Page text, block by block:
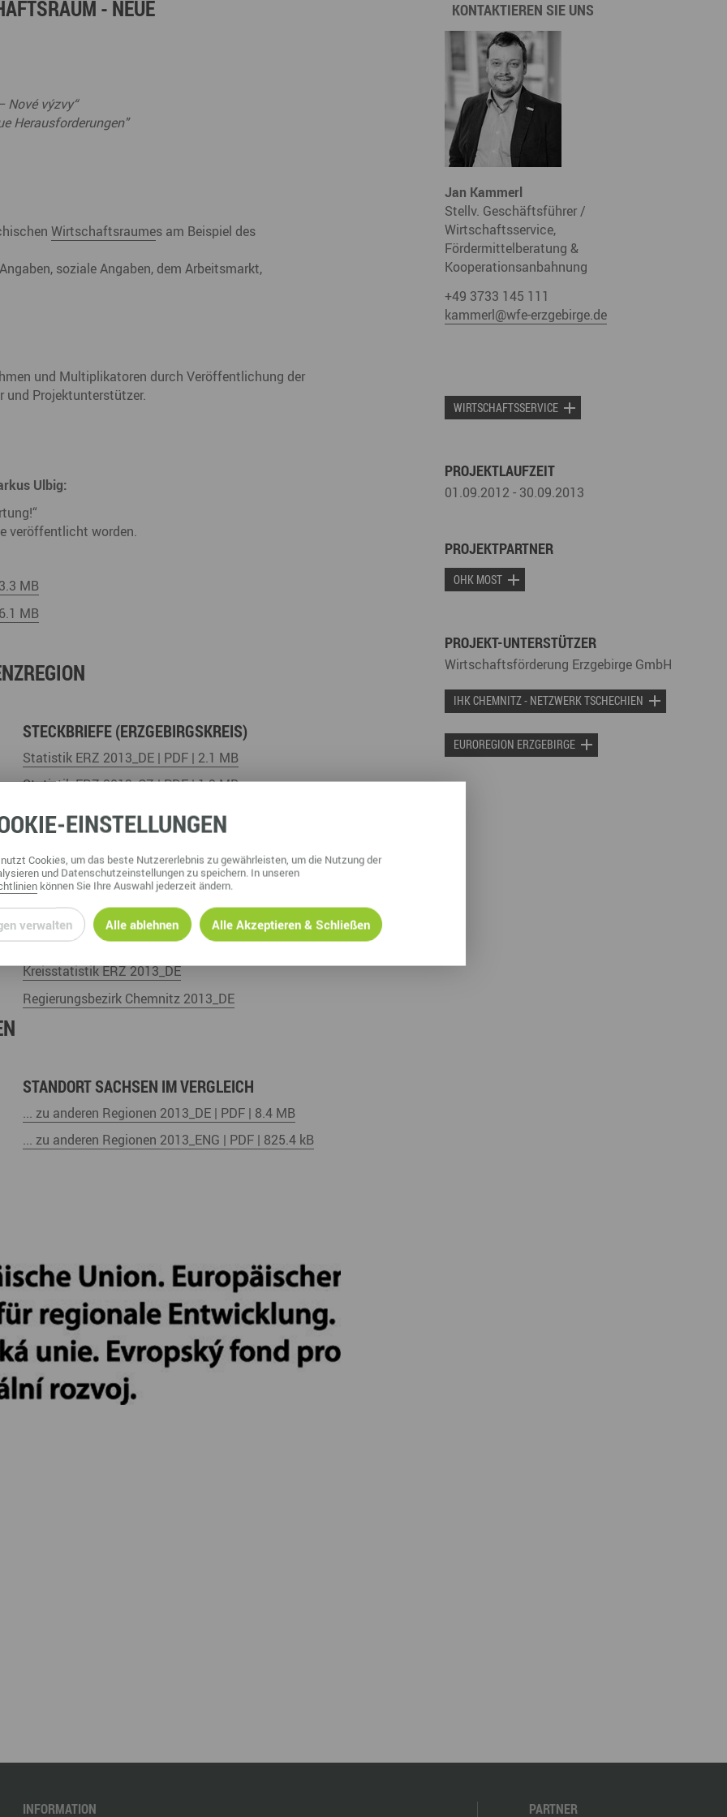
Marke ERZGEBIRGE
Radrouten
Wegewarte
Wanderwege Radrouten
- NEUE
Nové výzvy“
Herausforderungen"
Wirtschaftsraumes am Beispiel des
soziale Angaben, dem Arbeitsmarkt,
und Multiplikatoren durch Veröffentlichung der
und Projektunterstützer.
Ulbig:
veröffentlicht worden.
MB
MB
STECKBRIEFE (ERZGEBIRGSKREIS)
Statistik ERZ 2013_DE | PDF | 2.1 MB
Statistik ERZ 2013_CZ | PDF | 1.9 MB
Statistik ERZ 2012_DE | PDF | 818.5 kB
Statistik ERZ 2012_CZ | PDF | 939.3 kB
LANDESÄMTER
STALA SACHSEN
Kreisstatistik ERZ 2013_DE
Regierungsbezirk Chemnitz 2013_DE
STANDORT SACHSEN IM VERGLEICH
... zu anderen Regionen 2013_DE | PDF | 8.4 MB
... zu anderen Regionen 2013_ENG | PDF | 825.4 kB
KONTAKTIEREN SIE UNS
Jan Kammerl
Stellv. Geschäftsführer /
Wirtschaftsservice,
Fördermittelberatung &
Kooperationsanbahnung
+49 3733 145 111
kammerl@wfe-erzgebirge.de
WIRTSCHAFTSSERVICE
PROJEKTLAUFZEIT
01.09.2012 - 30.09.2013
PROJEKTPARTNER
OHK MOST
PROJEKT-UNTERSTÜTZER
Wirtschaftsförderung Erzgebirge GmbH
IHK CHEMNITZ - NETZWERK TSCHECHIEN
EUROREGION ERZGEBIRGE
INFORMATION PARTNER
-EINSTELLUNGEN
nutzt Cookies, um das beste Nutzererlebnis zu gewährleisten, um die Nutzung der
und Datenschutzeinstellungen zu speichern. In unseren
können Sie Ihre Auswahl jederzeit ändern.
verwalten Alle ablehnen Alle Akzeptieren & Schließen